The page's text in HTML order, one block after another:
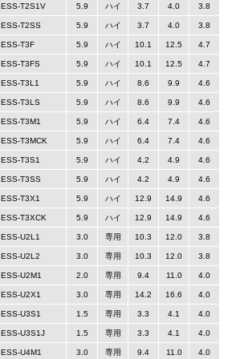
ESS-T2S1V 5.9 ハイ 3.7 4.0 3.8
ESS-T2SS 5.9 ハイ 3.7 4.0 3.8
ESS-T3F 5.9 ハイ 10.1 12.5 4.7
ESS-T3FS 5.9 ハイ 10.1 12.5 4.7
ESS-T3L1 5.9 ハイ 8.6 9.9 4.6
ESS-T3LS 5.9 ハイ 8.6 9.9 4.6
ESS-T3M1 5.9 ハイ 6.4 7.4 4.6
ESS-T3MCK 5.9 ハイ 6.4 7.4 4.6
ESS-T3S1 5.9 ハイ 4.2 4.9 4.6
ESS-T3SS 5.9 ハイ 4.2 4.9 4.6
ESS-T3X1 5.9 ハイ 12.9 14.9 4.6
ESS-T3XCK 5.9 ハイ 12.9 14.9 4.6
ESS-U2L1 3.0 専用 10.3 12.0 3.8
ESS-U2L2 3.0 専用 10.3 12.0 3.8
ESS-U2M1 2.0 専用 9.4 11.0 4.0
ESS-U2X1 3.0 専用 14.2 16.6 4.0
ESS-U3S1 1.5 専用 3.3 4.1 4.0
ESS-U3S1J 1.5 専用 3.3 4.1 4.0
ESS-U4M1 3.0 専用 9.4 11.0 4.0